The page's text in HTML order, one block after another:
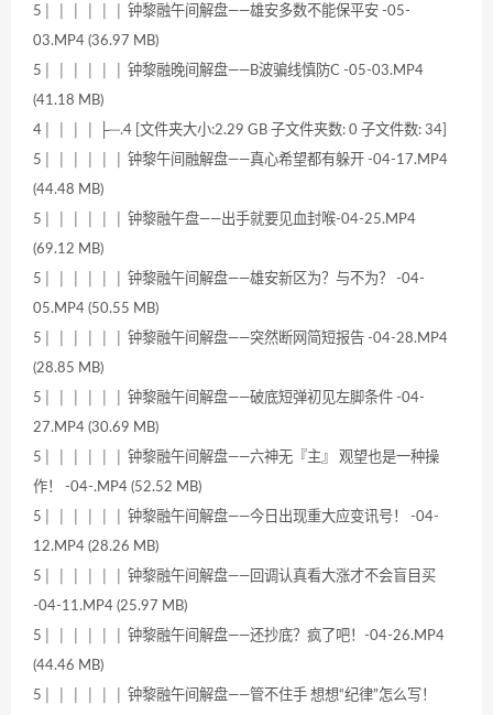
5│ │ │ │ │ │ 钟黎融午间解盘——雄安多数不能保平安 -05-
03.MP4 (36.97 MB)
5│ │ │ │ │ │ 钟黎融晚间解盘——B波骗线慎防C -05-03.MP4
(41.18 MB)
4│ │ │ │ ├─.4 [文件夹大小:2.29 GB 子文件夹数: 0 子文件数: 34]
5│ │ │ │ │ │ 钟黎午间融解盘——真心希望都有躲开 -04-17.MP4
(44.48 MB)
5│ │ │ │ │ │ 钟黎融午盘——出手就要见血封喉-04-25.MP4
(69.12 MB)
5│ │ │ │ │ │ 钟黎融午间解盘——雄安新区为？与不为？ -04-
05.MP4 (50.55 MB)
5│ │ │ │ │ │ 钟黎融午间解盘——突然断网简短报告 -04-28.MP4
(28.85 MB)
5│ │ │ │ │ │ 钟黎融午间解盘——破底短弹初见左脚条件 -04-
27.MP4 (30.69 MB)
5│ │ │ │ │ │ 钟黎融午间解盘——六神无『主』 观望也是一种操
作！ -04-.MP4 (52.52 MB)
5│ │ │ │ │ │ 钟黎融午间解盘——今日出现重大应变讯号！ -04-
12.MP4 (28.26 MB)
5│ │ │ │ │ │ 钟黎融午间解盘——回调认真看大涨才不会盲目买
-04-11.MP4 (25.97 MB)
5│ │ │ │ │ │ 钟黎融午间解盘——还抄底？疯了吧！-04-26.MP4
(44.46 MB)
5│ │ │ │ │ │ 钟黎融午间解盘——管不住手 想想“纪律”怎么写！